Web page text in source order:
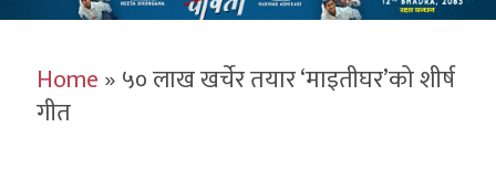
Home»५० लाख खर्चेर तयार ‘माइतीघर’को शीर्ष
गीत